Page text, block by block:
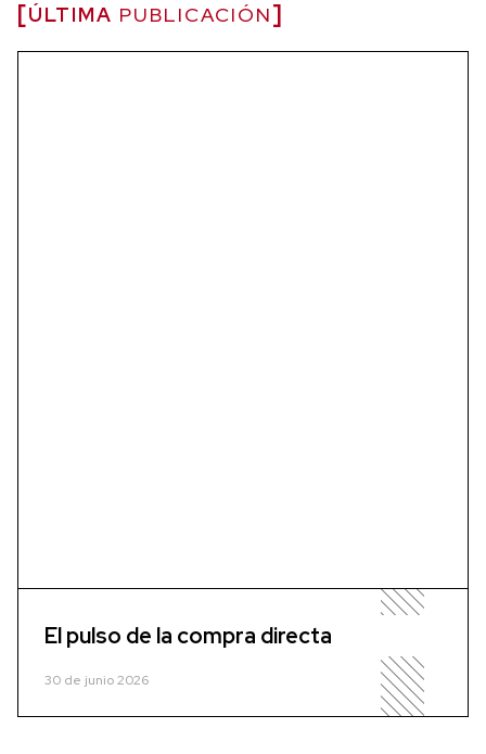
ÚLTIMA PUBLICACIÓN
El pulso de la compra directa
30 de junio 2026